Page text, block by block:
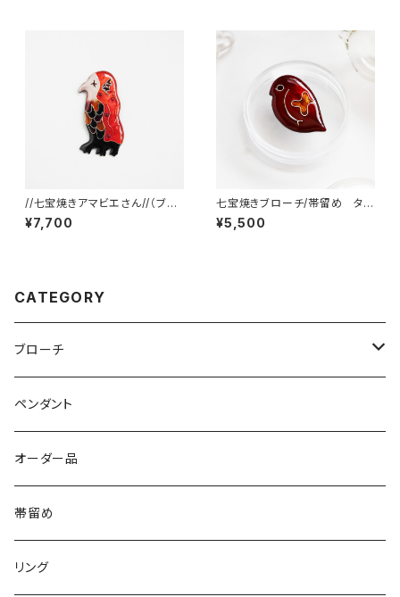
//七宝焼きアマビエさん//（ブロ
ーチ・ペンダントトップ・帯留め）
¥7,700
七宝焼きブローチ/帯留め タマ
ミジンコ
¥5,500
CATEGORY
ブローチ
壁に飾れる
ペンダント
オーダー品
帯留め
リング